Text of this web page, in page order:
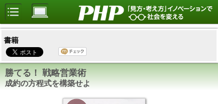
書籍
勝てる！ 戦略営業術
成約の方程式を構築せよ